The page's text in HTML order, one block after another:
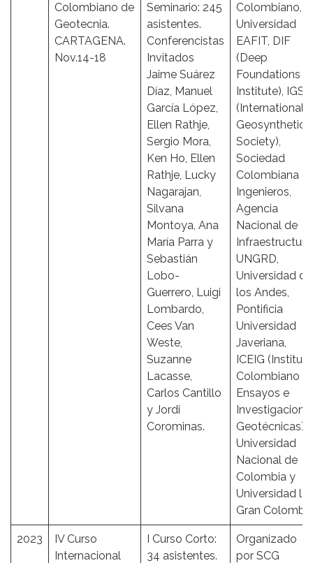
Colombiano de
Geotecnia.
CARTAGENA.
Nov.14-18
Seminario: 245
asistentes.
Conferencistas
Invitados
Jaime Suárez
Díaz, Manuel
García López,
Ellen Rathje,
Sergio Mora,
Ken Ho, Ellen
Rathje, Lucky
Nagarajan,
Silvana
Montoya, Ana
María Parra y
Sebastián
Lobo-
Guerrero, Luigi
Lombardo,
Cees Van
Weste,
Suzanne
Lacasse,
Carlos Cantillo
y Jordi
Corominas.
Colombiano,
Universidad
EAFIT, DIF
(Deep
Foundations
Institute), IGS
(International
Geosynthetics
Society),
Sociedad
Colombiana
Ingenieros,
Agencia
Nacional de
Infraestructura,
UNGRD,
Universidad de
los Andes,
Pontificia
Universidad
Javeriana,
ICEIG (Instituto
Colombiano
Ensayos e
Geotécnicas),
Universidad
Nacional de
Colombia y
Universidad la
Gran Colombia
2023
IV Curso
Internacional
I Curso Corto:
34 asistentes.
Organizado
por SCG